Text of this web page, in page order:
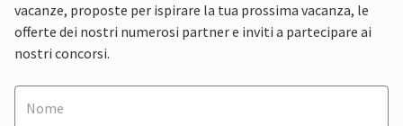
vacanze, proposte per ispirare la tua prossima vacanza, le
offerte dei nostri numerosi partner e inviti a partecipare ai
nostri concorsi.